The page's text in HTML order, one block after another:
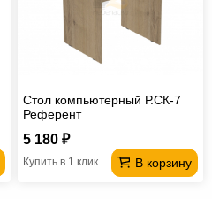
Стол компьютерный Р.СК-7
Референт
5 180 ₽
В корзину
Купить в 1 клик